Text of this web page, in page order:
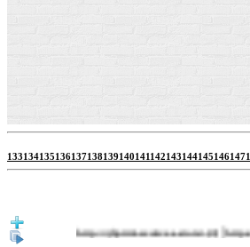
133134135136137138139140141142143144145146147
http://jbprimecurves.store/(3)|https://